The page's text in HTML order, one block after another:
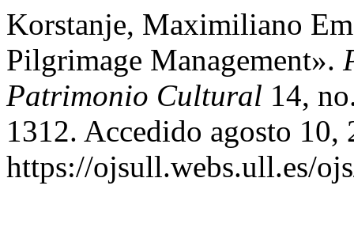
Korstanje, Maximiliano
Pilgrimage Management».
Patrimonio Cultural 14,
1312. Accedido agosto 10,
https://ojsull.webs.ull.es/